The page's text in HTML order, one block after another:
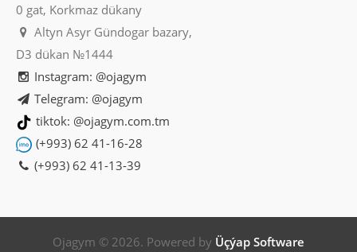
0 gat, Korkmaz dükany
Altyn Asyr Gündogar bazary,
D3 dükan №1444
Instagram: @ojagym
Telegram: @ojagym
tiktok: @ojagym.com.tm
(+993) 62 41-16-28
(+993) 62 41-13-39
Ojagym © 2026. Powered by Üçýap Software